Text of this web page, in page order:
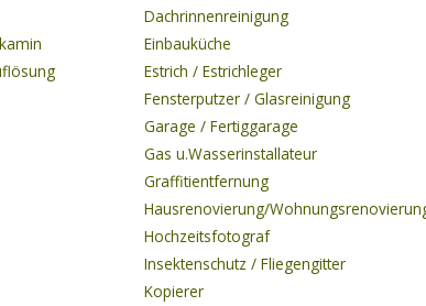
Dachrinnenreinigung
Einbauküche
Estrich / Estrichleger
Fensterputzer / Glasreinigung
Garage / Fertiggarage
Gas u.Wasserinstallateur
Graffitientfernung
Hausrenovierung/
Hochzeitsfotograf
Insektenschutz / Fliegengitter
Kopierer